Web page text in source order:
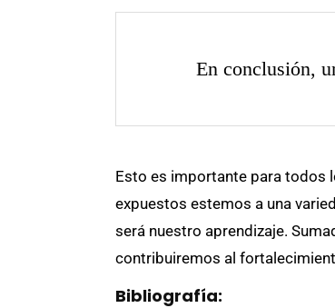
En conclusión,
Esto es importante para todos
expuestos estemos a una
será nuestro aprendizaje.
contribuiremos al
Bibliografía: